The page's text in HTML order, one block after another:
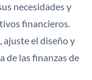
necesidades y
financieros.
el diseño y
de las finanzas de